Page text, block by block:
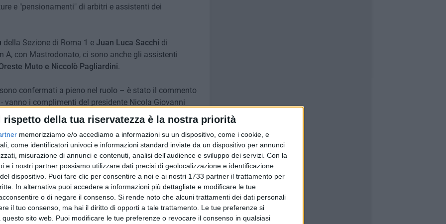
rispetto della tua riservatezza è la nostra priorità
memorizziamo e/o accediamo a informazioni su un dispositivo, come i cookie, e
come identificatori univoci e informazioni standard inviate da un dispositivo per annunci
misurazione di annunci e contenuti, analisi dell'audience e sviluppo dei servizi. Con la
e i nostri partner possiamo utilizzare dati precisi di geolocalizzazione e identificazione
dispositivo. Puoi fare clic per consentire a noi e ai nostri 1733 partner il trattamento per
In alternativa puoi accedere a informazioni più dettagliate e modificare le tue
o di negare il consenso. Si rende noto che alcuni trattamenti dei dati personali
il tuo consenso, ma hai il diritto di opporti a tale trattamento. Le tue preferenze si
sito web. Puoi modificare le tue preferenze o revocare il consenso in qualsiasi
e "pensionamenti" di arbitri e assistenti dei
della Sezione di Roma 1 e Juan Luca Sacchi di
A, con Mastrodonato, ci sono anche gli assistenti
Muto e Niccolò Pagliardini.
confermati a pieno nel ruolo – è stato il commento
- vanno i complimenti del presidente Nicola Giovanni
e di tutti i colleghi pugliesi».
dell'AIA - va un grande augurio da parte di tutta la
ARBITRI
9 AGOSTO 2026
Leggero refrigerio su Bitonto: si
alza il Maestrale